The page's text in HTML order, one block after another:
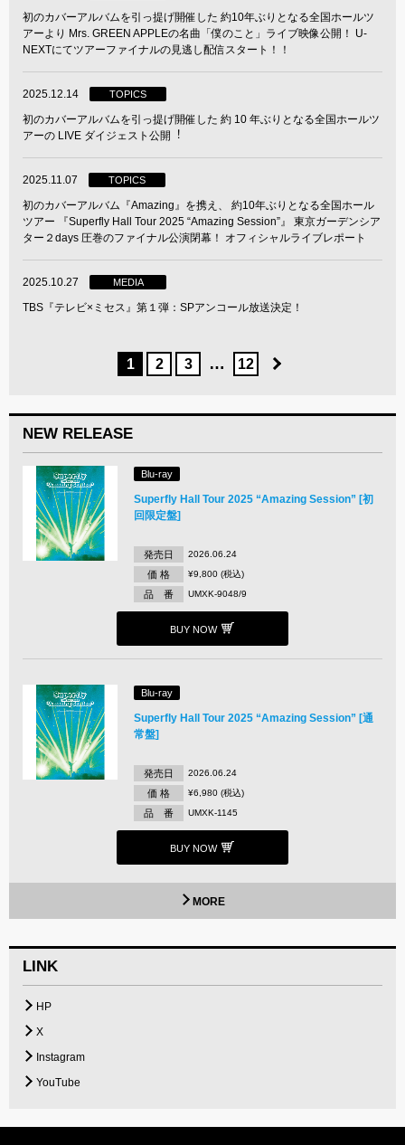
初のカバーアルバムを引っ提げ開催した 約10年ぶりとなる全国ホールツ
アーより Mrs. GREEN APPLEの名曲「僕のこと」ライブ映像公開！ U-
NEXTにてツアーファイナルの見逃し配信スタート！！
2025.12.14 TOPICS
初のカバーアルバムを引っ提げ開催した 約 10 年ぶりとなる全国ホールツ
アーの LIVE ダイジェスト公開︕
2025.11.07 TOPICS
初のカバーアルバム『Amazing』を携え、 約10年ぶりとなる全国ホール
ツアー 『Superfly Hall Tour 2025 “Amazing Session”』 東京ガーデンシア
ター２days 圧巻のファイナル公演閉幕！ オフィシャルライブレポート
2025.10.27 MEDIA
TBS『テレビ×ミセス』第１弾：SPアンコール放送決定！
1 2 3 … 12
NEW RELEASE
Blu-ray
Superfly Hall Tour 2025 “Amazing Session” [初
回限定盤]
発売日 2026.06.24
価 格 ¥9,800 (税込)
品 番 UMXK-9048/9
BUY NOW
Blu-ray
Superfly Hall Tour 2025 “Amazing Session” [通
常盤]
発売日 2026.06.24
価 格 ¥6,980 (税込)
品 番 UMXK-1145
BUY NOW
MORE
LINK
HP
X
Instagram
YouTube